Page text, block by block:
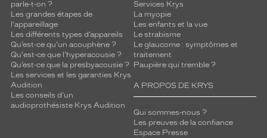
parle-t-on ?
Les grandes étapes de
l'appareillage
Les différents types d’appareils
Qu’est-ce qu'un acouphène ?
Qu'est-ce que l'hyperacousie ?
Qu’est-ce que la presbyacousie ?
Les services et les garanties Krys
Audition
Les conseils d'un
audioprothésiste Krys Audition
Services Krys
La myopie
Les enfants et la vue
Le strabisme
Le glaucome : symptômes et
traitement
Paupière qui tremble ?
A PROPOS DE KRYS
Qui sommes-nous ?
Les preuves de la confiance
Espace Presse